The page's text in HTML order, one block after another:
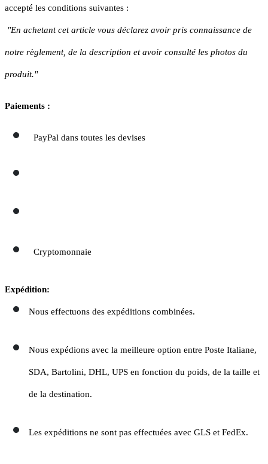
accepté les conditions suivantes :
"En achetant cet article vous déclarez avoir pris connaissance de
notre règlement, de la description et avoir consulté les photos du
produit."
Paiements :
PayPal dans toutes les devises
Cryptomonnaie
Expédition:
Nous effectuons des expéditions combinées.
Nous expédions avec la meilleure option entre Poste Italiane,
SDA, Bartolini, DHL, UPS en fonction du poids, de la taille et
de la destination.
Les expéditions ne sont pas effectuées avec GLS et FedEx.